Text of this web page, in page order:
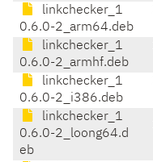
linkchecker_1
0.6.0-2_arm64.deb
linkchecker_1
0.6.0-2_armhf.deb
linkchecker_1
0.6.0-2_i386.deb
linkchecker_1
0.6.0-2_loong64.d
eb